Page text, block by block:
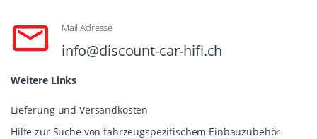
Mail Adresse
info@discount-car-hifi.ch
Weitere Links
Lieferung und Versandkosten
Hilfe zur Suche von fahrzeugspezifischem Einbauzubehör